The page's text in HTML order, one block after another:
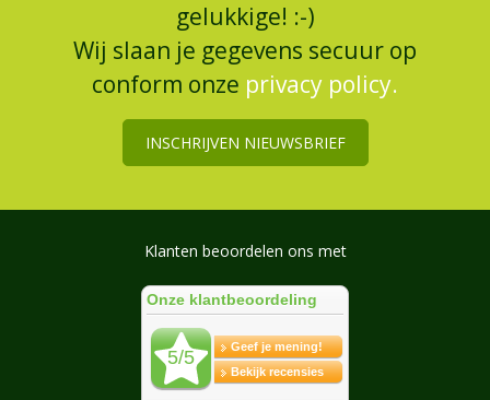
gelukkige! :-)
Wij slaan je gegevens secuur op
conform onze privacy policy.
INSCHRIJVEN NIEUWSBRIEF
Klanten beoordelen ons met